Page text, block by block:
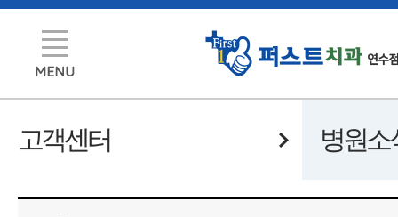
고객센터 병원소